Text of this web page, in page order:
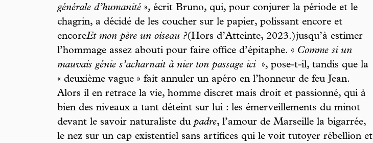
générale d’humanité », écrit Bruno, qui, pour conjurer la période et le
chagrin, a décidé de les coucher sur le papier, polissant encore et
encoreEt mon père un oiseau ?(Hors d’Atteinte, 2023.)jusqu’à estimer
l’hommage assez abouti pour faire office d’épitaphe. « Comme si un
mauvais génie s’acharnait à nier ton passage ici », pose-t-il, tandis que la
« deuxième vague » fait annuler un apéro en l’honneur de feu Jean.
Alors il en retrace la vie, homme discret mais droit et passionné, qui à
bien des niveaux a tant déteint sur lui : les émerveillements du minot
devant le savoir naturaliste du padre, l’amour de Marseille la bigarrée,
le nez sur un cap existentiel sans artifices qui le voit tutoyer rébellion et